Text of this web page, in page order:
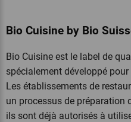
Bio Cuisine by Bio
Bio Cuisine est le label de
spécialement développé
Les établissements de
un processus de préparation
ils sont déjà autorisés à